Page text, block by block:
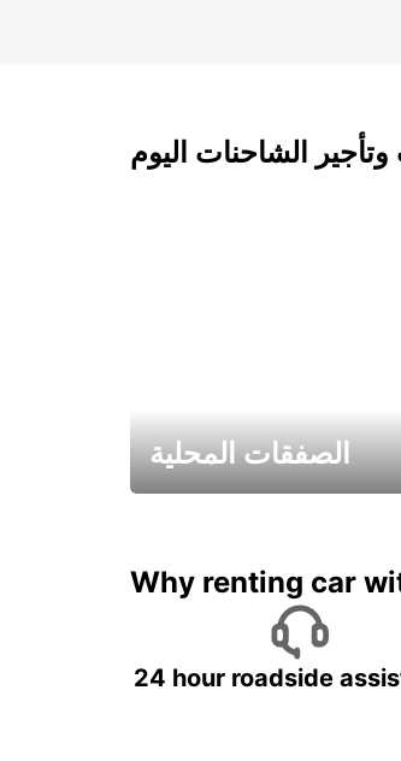
الشاحنات اليوم
الصفقات المحلية
Why renting car
24 hour roadside